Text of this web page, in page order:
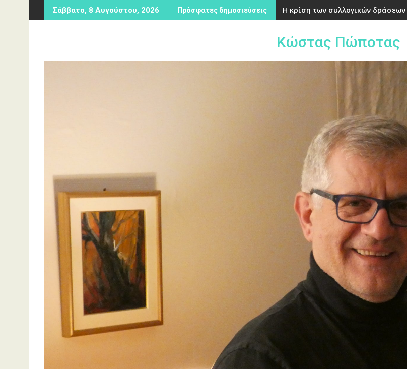
Περάστε
στο
Σάββατο, 8 Αυγούστου, 2026 Πρόσφατες δημοσιεύσεις Η κρίση των συλλογικών δράσεων
Κώστας Πώποτας